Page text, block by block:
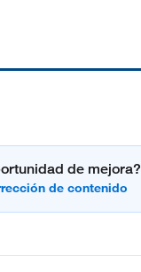
de mejora?